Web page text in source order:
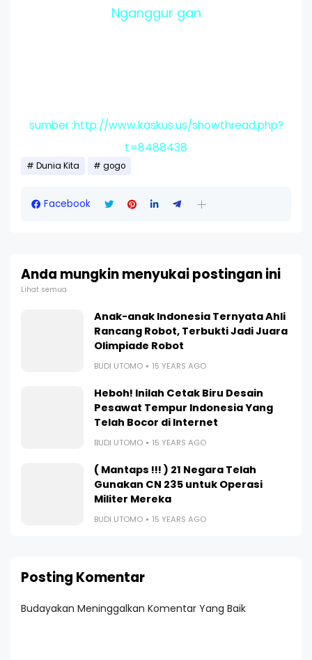
Nganggur gan
sumber :http://www.kaskus.us/showthread.php?
t=8488438
Dunia Kita gogo
Facebook
Anda mungkin menyukai postingan ini
Lihat semua
Anak-anak Indonesia Ternyata Ahli
Rancang Robot, Terbukti Jadi Juara
Olimpiade Robot
BUDI UTOMO 15 YEARS AGO
Heboh! Inilah Cetak Biru Desain
Pesawat Tempur Indonesia Yang
Telah Bocor di Internet
BUDI UTOMO 15 YEARS AGO
( Mantaps !!! ) 21 Negara Telah
Gunakan CN 235 untuk Operasi
Militer Mereka
BUDI UTOMO 15 YEARS AGO
Posting Komentar
Budayakan Meninggalkan Komentar Yang Baik